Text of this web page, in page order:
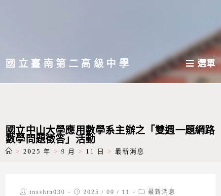
主國立臺南第二高級中學 選單
國立中山大學應用數學系主辦之「雙週一題網路
數學問題徵答」活動
> 2025 年 > 9 月 > 11 日 > 最新消息
Posttnsshtn030
Post2025 / 09 / 11
Post最新消息